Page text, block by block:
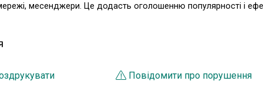
месенджери. Це додасть оголошенню популярності і
Повідомити про порушення